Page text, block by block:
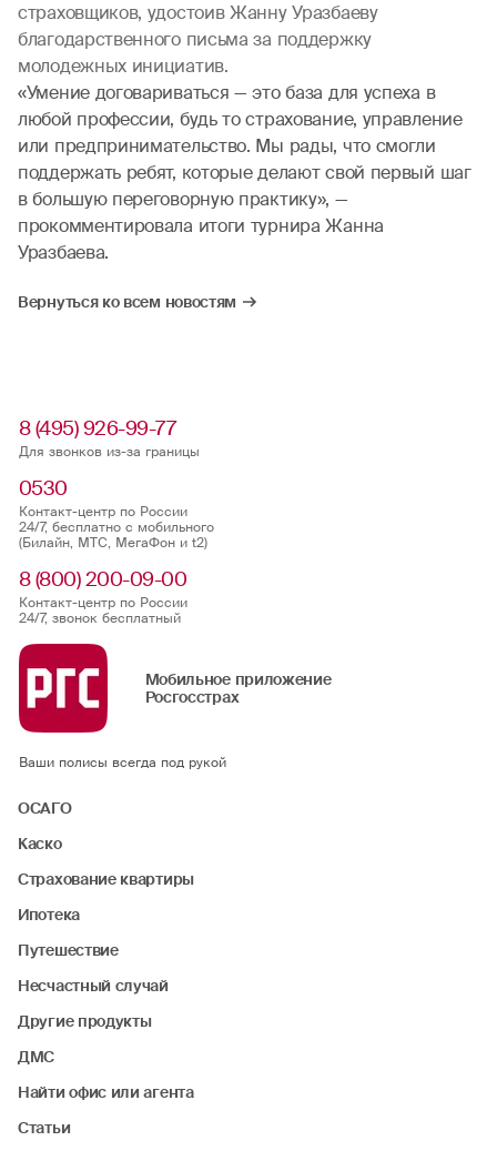
страховщиков, удостоив Жанну Уразбаеву
благодарственного письма за поддержку
молодежных инициатив.
«Умение договариваться — это база для успеха в
любой профессии, будь то страхование, управление
или предпринимательство. Мы рады, что смогли
поддержать ребят, которые делают свой первый шаг
в большую переговорную практику», —
прокомментировала итоги турнира Жанна
Уразбаева.
Вернуться ко всем новостям
8 (495) 926-99-77
Для звонков из-за границы
0530
Контакт-центр по России
24/7, бесплатно с мобильного
(Билайн, МТС, МегаФон и t2)
8 (800) 200-09-00
Контакт-центр по России
24/7, звонок бесплатный
Мобильное приложение
Росгосстрах
Ваши полисы всегда под рукой
ОСАГО
Каско
Страхование квартиры
Ипотека
Путешествие
Несчастный случай
Другие продукты
ДМС
Найти офис или агента
Статьи